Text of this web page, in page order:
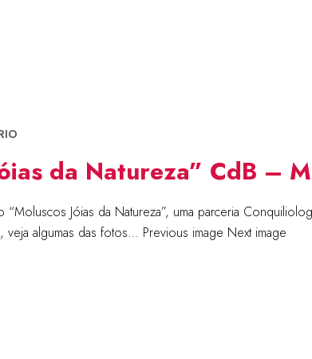
da Natureza” CdB –
Jóias da Natureza”, uma parceria
algumas das fotos… Previous image Next image